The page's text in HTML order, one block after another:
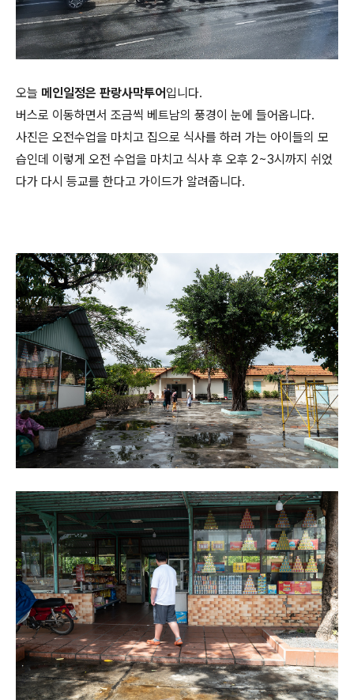
오늘 메인일정은 판랑사막투어입니다.
버스로 이동하면서 조금씩 베트남의 풍경이 눈에 들어옵니다.
사진은 오전수업을 마치고 집으로 식사를 하러 가는 아이들의 모
습인데 이렇게 오전 수업을 마치고 식사 후 오후 2~3시까지 쉬었
다가 다시 등교를 한다고 가이드가 알려줍니다.